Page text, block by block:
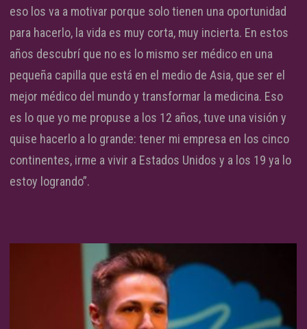
eso los va a motivar porque solo tienen una oportunidad
para hacerlo, la vida es muy corta, muy incierta. En estos
años descubrí que no es lo mismo ser médico en una
pequeña capilla que está en el medio de Asia, que ser el
mejor médico del mundo y transformar la medicina. Eso
es lo que yo me propuse a los 12 años, tuve una visión y
quise hacerlo a lo grande: tener mi empresa en los cinco
continentes, irme a vivir a Estados Unidos y a los 19 ya lo
estoy logrando”.